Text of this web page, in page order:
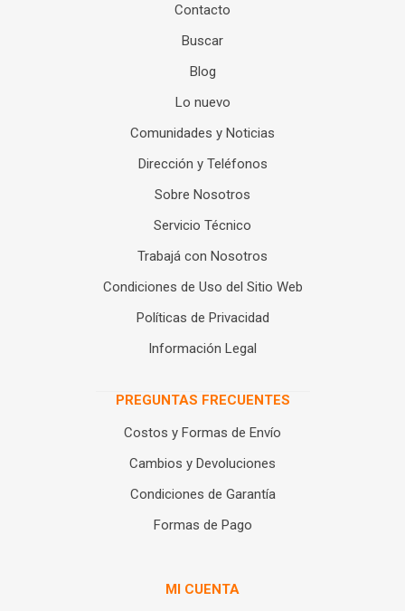
Contacto
Buscar
Blog
Lo nuevo
Comunidades y Noticias
Dirección y Teléfonos
Sobre Nosotros
Servicio Técnico
Trabajá con Nosotros
Condiciones de Uso del Sitio Web
Políticas de Privacidad
Información Legal
PREGUNTAS FRECUENTES
Costos y Formas de Envío
Cambios y Devoluciones
Condiciones de Garantía
Formas de Pago
MI CUENTA